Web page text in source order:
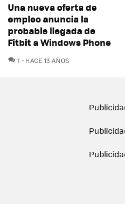
Una nueva oferta de
empleo anuncia la
probable llegada de
Fitbit a Windows Phone
1 COMENTARIOS
HACE 13 AÑOS